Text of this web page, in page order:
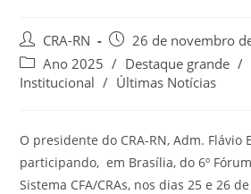
Autor
do
post:
CRA-RN
Post
publicado:
26 de novembro
Categoria
do
Ano 2025 / Destaque grande /
Institucional / Últimas Notícias
O presidente do CRA-RN, Adm. Flávio
participando, em Brasília, do 6º
Sistema CFA/CRAs, nos dias 25 e 26